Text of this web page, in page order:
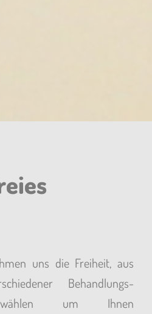
uns die Freiheit, aus
Behandlungs-
um Ihnen